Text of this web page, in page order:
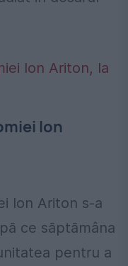
Ion
Ion Ariton s-a
ce săptămâna
pentru a